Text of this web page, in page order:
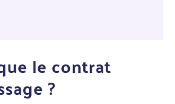
le contrat
?